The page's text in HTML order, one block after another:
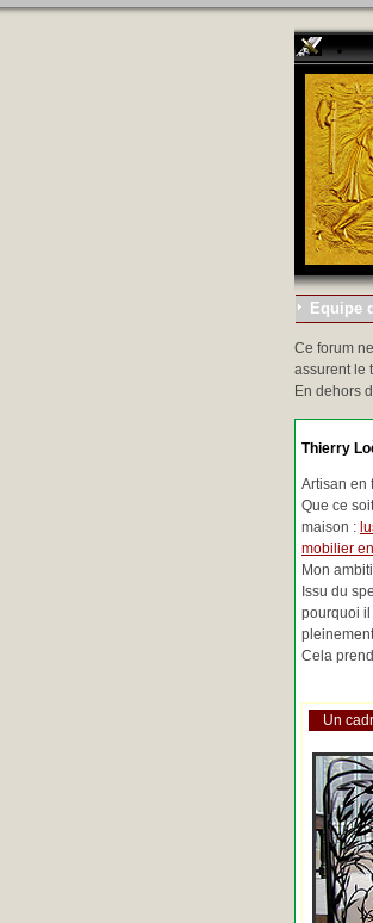
Equipe
Ce forum
assurent le
En dehors
Thierry
Artisan en
Que ce
maison :
mobilier
Mon
Issu du
pourquoi il
Cela
Un